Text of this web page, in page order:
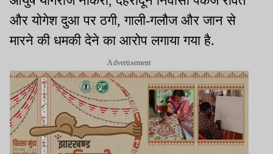
और योगेश दुआ पर ठगी, गाली-गलौज और जान से
मारने की धमकी देने का आरोप लगाया गया है.
Advertisement